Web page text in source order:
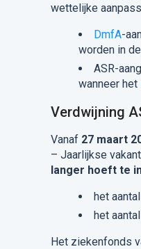
wettelijke
DmfA-
worden in
ASR-
wanneer het
Verdwijning
Vanaf 27 maart
– Jaarlijkse
langer hoeft te
het
het
Het ziekenfonds